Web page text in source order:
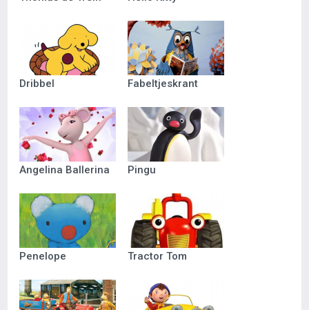
Dribbel Fabeltjeskrant
Angelina Ballerina Pingu
Penelope Tractor Tom